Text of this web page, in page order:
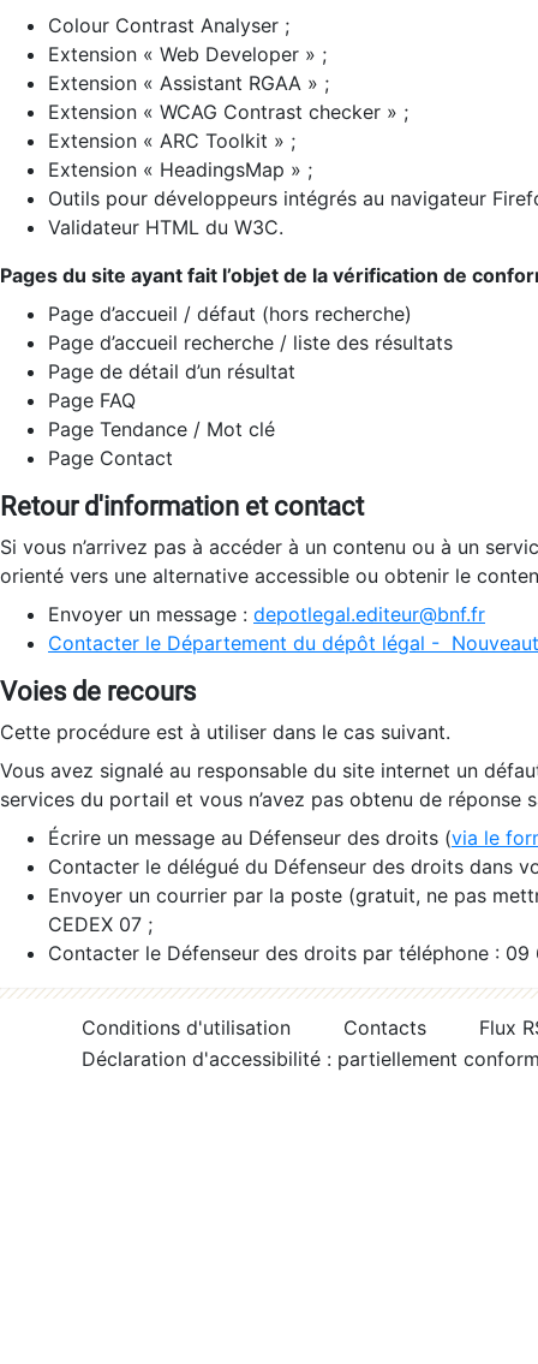
Colour Contrast Analyser ;
Extension « Web Developer » ;
Extension « Assistant RGAA » ;
Extension « WCAG Contrast checker » ;
Extension « ARC Toolkit » ;
Extension « HeadingsMap » ;
Outils pour développeurs intégrés au navigateur
Validateur HTML du W3C.
Pages du site ayant fait l’objet de la vérification de
Page d’accueil / défaut (hors recherche)
Page d’accueil recherche / liste des résultats
Page de détail d’un résultat
Page FAQ
Page Tendance / Mot clé
Page Contact
Retour d'information et contact
Si vous n’arrivez pas à accéder à un contenu ou à un
orienté vers une alternative accessible ou obtenir le
Envoyer un message : depotlegal.editeur@bnf.fr
Contacter le Département du dépôt légal -
Voies de recours
Cette procédure est à utiliser dans le cas suivant.
Vous avez signalé au responsable du site internet un
services du portail et vous n’avez pas obtenu de réponse
Écrire un message au Défenseur des droits (via le
Contacter le délégué du Défenseur des droits dans
Envoyer un courrier par la poste (gratuit, ne pas
CEDEX 07 ;
Contacter le Défenseur des droits par téléphone :
Conditions d'utilisation Contacts
Flux
Déclaration d'accessibilité : partiellement